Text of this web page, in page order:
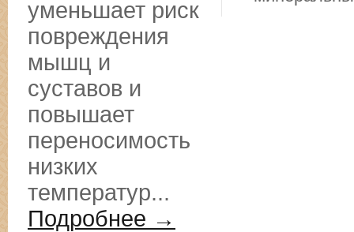
уменьшает риск
повреждения
мышц и
суставов и
повышает
переносимость
низких
температур...
Подробнее →